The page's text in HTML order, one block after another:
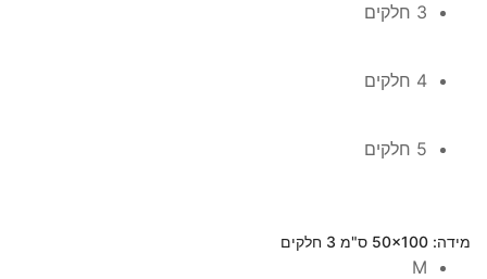
3 חלקים
4 חלקים
5 חלקים
מידה: 50x100 ס"מ 3 חלקים
M